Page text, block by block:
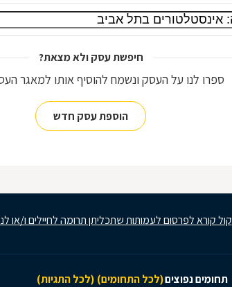
חיפשת עסק ולא מצאת?
ספרו לנו על העסק ונשמח להוסיף אותו למאגר
הוספת עסק חדש
קול קורא לפרסום לעמותות שתכליתן תרומה לחיילים ו/או
תחומים נפוצים(לכל התחומים) (לכל התגיות)